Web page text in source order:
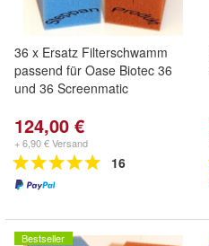
36 x Ersatz Filterschwamm
passend für Oase Biotec 36
und 36 Screenmatic
124,00 €
+ 6,90 € Versand
16
Bestseller